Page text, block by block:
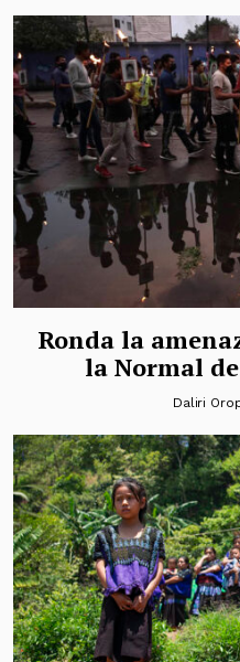
Ronda la
la Normal
Daliri